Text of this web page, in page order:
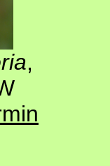
,